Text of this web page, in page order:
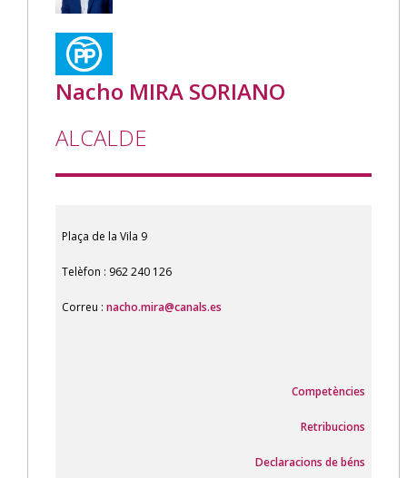
Nacho MIRA SORIANO
ALCALDE
Plaça de la Vila 9
Telèfon : 962 240 126
Correu : nacho.mira@canals.es
Competències
Retribucions
Declaracions de béns